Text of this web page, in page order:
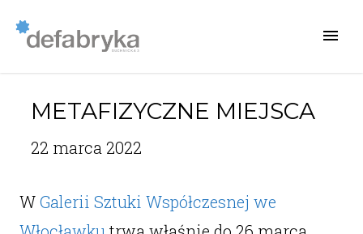
METAFIZYCZNE MIEJSCA
22 marca 2022
WGalerii Sztuki Współczesnej we